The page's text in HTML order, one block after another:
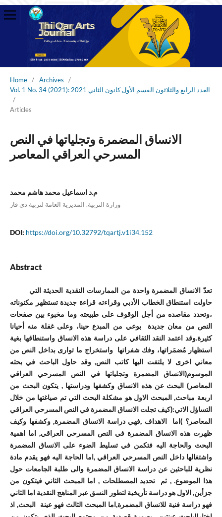
Home / Archives
/
Vol. 1 No. 34 (2021): العدد الرابع والثلاثون القسم الأول كانون الثاني 2021
/
Articles
الانساق المضمرة وتجلياتها في النص
المسرحي العراقي المعاصر
م.د اسماعيل محمد هاشم محمد
وزارة التربية. المديرية العامة لتربية ذي قار
DOI: https://doi.org/10.32792/tqartj.v1i34.152
Abstract
حاولت استنطاق الخطاب الأدبي وقراءته قراءة جديدة تستظهر مكنوناته
،وتحدد مقاصده من أجل الوقوف على طبيعته وما مخبوء بين صفحات
النص من معان جديدة بوعي من المبدع حينا، وعلى غفلة منه أحيانا
كثيرة.وقد اعتمد النقد الثقافي على دراسة هذه الانساق واستنطاقها بغية
استظهار مُضمَراتها، وفك شفراتها واستخراج ما توارى بداخل النص من
معاني اخرى لا يلتفت اليها كاتب النص, وقد حاول الباحث في بحثه
الموسوم(الانساق المضمرة وتجلياتها في النص المسرحي العراقي
المعاصر) البحث عن هذه الانساق وكشفها ودراستها , يتكون البحث من
اربعة مباحث, المبحث الاول هو مشكلة البحث التي تم صياغتها من خلال
التساؤل الاتي:(كيف تجلت الانساق المضمرة في النص المسرحي العراقي
المعاصر؟ )اما الاهداف ,فهي دراسة الانساق المضمرة, وكشفها وكيف
ظهرت هذه الانساق المضمرة في النص المسرحي العراقي, اما اهمية
البحث والحاجة اليه فتكمن في تسليط الضوء على الانساق المضمرة
واشتغالها داخل النص المسرحي العراقي ,اما الحاجة اليه فهو يقدم مادة
نظرية للباحثين عن دراسة الانساق المضمرة والى طلبة الجامعات حول
هذا الموضوع. , ثم تحديد المصطلحات , اما المبحث الثاني فيتكون من
جزأين, الاول هو دراسة تأريخية لتطور النسق عبر المناهج النقدية اما الثاني
فهو دراسة فنية للانساق المضمرة,اما المبحث الثالث فهو عينة البحث, اذ